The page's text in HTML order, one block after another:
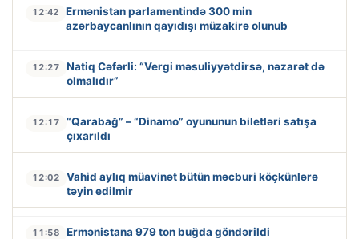
12:42
Ermənistan parlamentində 300 min
azərbaycanlının qayıdışı müzakirə olunub
12:27
Natiq Cəfərli: “Vergi məsuliyyətdirsə, nəzarət də
olmalıdır”
12:17
“Qarabağ” – “Dinamo” oyununun biletləri satışa
çıxarıldı
12:02
Vahid aylıq müavinət bütün məcburi köçkünlərə
təyin edilmir
11:58 Ermənistana 979 ton buğda göndərildi